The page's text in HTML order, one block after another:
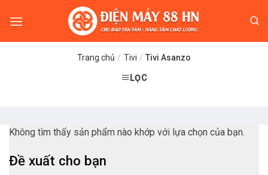
Trang chủ / Tivi / Tivi Asanzo
LỌC
Không tìm thấy sản phẩm nào khớp với lựa chọn của bạn.
Đề xuất cho bạn